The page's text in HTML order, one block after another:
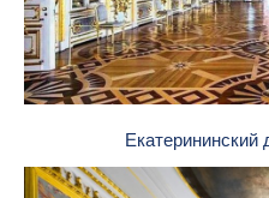
Екатерининский